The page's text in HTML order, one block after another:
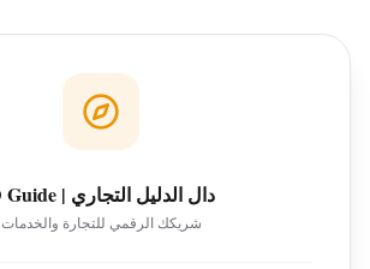
دال الدليل التجاري | D Guide
شريكك الرقمي للتجارة والخدمات